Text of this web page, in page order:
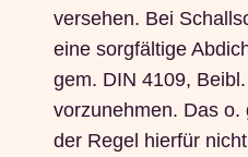
versehen. Bei
eine sorgfältige
gem. DIN 4109,
vorzunehmen. Das o.
der Regel hierfür